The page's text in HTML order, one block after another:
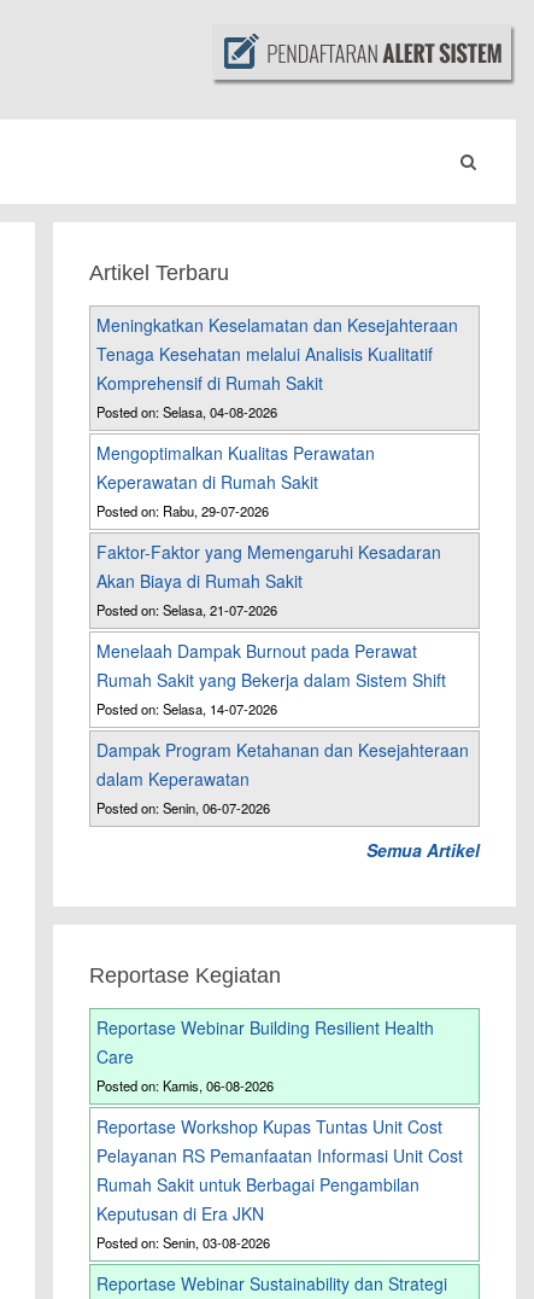
Artikel Terbaru
Meningkatkan Keselamatan dan Kesejahteraan
Tenaga Kesehatan melalui Analisis Kualitatif
Komprehensif di Rumah Sakit
Posted on: Selasa, 04-08-2026
Mengoptimalkan Kualitas Perawatan
Keperawatan di Rumah Sakit
Posted on: Rabu, 29-07-2026
Faktor-Faktor yang Memengaruhi Kesadaran
Akan Biaya di Rumah Sakit
Posted on: Selasa, 21-07-2026
Menelaah Dampak Burnout pada Perawat
Rumah Sakit yang Bekerja dalam Sistem Shift
Posted on: Selasa, 14-07-2026
Dampak Program Ketahanan dan Kesejahteraan
dalam Keperawatan
Posted on: Senin, 06-07-2026
Semua Artikel
Reportase Kegiatan
Reportase Webinar Building Resilient Health
Care
Posted on: Kamis, 06-08-2026
Reportase Workshop Kupas Tuntas Unit Cost
Pelayanan RS Pemanfaatan Informasi Unit Cost
Rumah Sakit untuk Berbagai Pengambilan
Keputusan di Era JKN
Posted on: Senin, 03-08-2026
Reportase Webinar Sustainability dan Strategi